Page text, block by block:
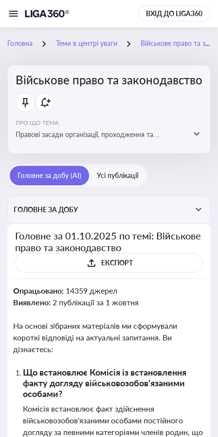
ВХІД ДО LIGA360
Головна Теми в центрі уваги Військове право та законодавство
Військове право та законодавство
ПРО ЩО ТЕМА:
Правові засади організації, проходження та
військовослужбовців у воєнний час
Головне за добу (AI) Усі публікації
ГОЛОВНЕ ЗА ДОБУ
Головне за 01.10.2025 по темі: Військове
право та законодавство
ЕКСПОРТ
Опрацьовано: 14359 джерел
Виявлено: 2 публікації за 1 жовтня
На основі зібраних матеріалів ми сформували
короткі відповіді на актуальні запитання. Ви
дізнаєтесь:
Що встановлює Комісія із встановлення
факту догляду військовозобов'язаними
особами?
Комісія встановлює факт здійснення
військовозобов'язаними особами постійного
догляду за певними категоріями членів родин, що